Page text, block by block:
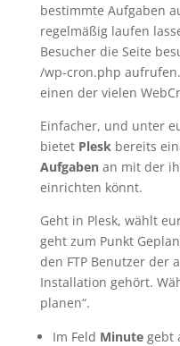
bestimmte Aufgaben
regelmäßig laufen
Besucher die Seite
/wp-cron.php
einen der vielen
Einfacher, und unter
bietet Pleskbereits
Aufgabenan mit der
einrichten könnt.
Geht in Plesk, wählt
geht zum Punkt
den FTP Benutzer der
Installation gehört.
planen“.
Im Feld Minutegebt